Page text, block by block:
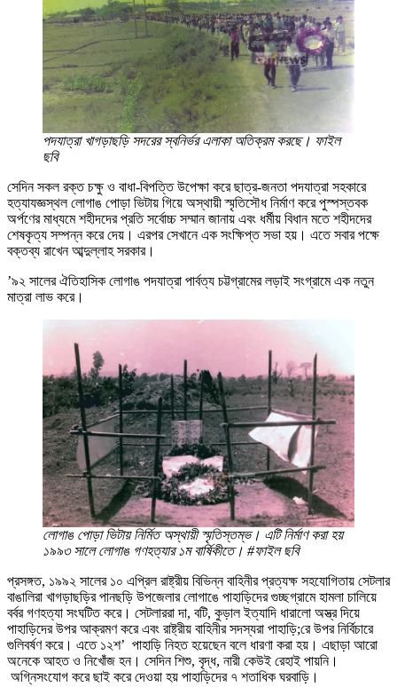
পদযাত্রা খাগড়াছড়ি সদরের স্বনির্ভর এলাকা অতিক্রম করছে। ফাইল
ছবি
সেদিন সকল রক্ত চক্ষু ও বাধা-বিপত্তি উপেক্ষা করে ছাত্র-জনতা পদযাত্রা সহকারে
হত্যাযজ্ঞস্থল লোগাঙ পোড়া ভিটায় গিয়ে অস্থায়ী স্মৃতিসৌধ নির্মাণ করে পুস্পস্তবক
অর্পণের মাধ্যমে শহীদদের প্রতি সর্বোচ্চ সম্মান জানায় এবং ধর্মীয় বিধান মতে শহীদদের
শেষকৃত্য সম্পন্ন করে দেয়। এরপর সেখানে এক সংক্ষিপ্ত সভা হয়। এতে সবার পক্ষে
বক্তব্য রাখেন আব্দুল্লাহ সরকার।
’৯২ সালের ঐতিহাসিক লোগাঙ পদযাত্রা পার্বত্য চট্টগ্রামের লড়াই সংগ্রামে এক নতুন
মাত্রা লাভ করে।
লোগাঙ পোড়া ভিটায় নির্মিত অস্থায়ী স্মৃতিস্তম্ভ। এটি নির্মাণ করা হয়
১৯৯৩ সালে লোগাঙ গণহত্যার ১ম বার্ষিকীতে। #ফাইল ছবি
প্রসঙ্গত, ১৯৯২ সালের ১০ এপ্রিল রাষ্ট্রীয় বিভিন্ন বাহিনীর প্রত্যক্ষ সহযোগিতায় সেটলার
বাঙালিরা খাগড়াছড়ির পানছড়ি উপজেলার লোগাঙে পাহাড়িদের গুচ্ছগ্রামে হামলা চালিয়ে
বর্বর গণহত্যা সংঘটিত করে। সেটলাররা দা, বটি, কুড়াল ইত্যাদি ধারালো অস্ত্র দিয়ে
পাহাড়িদের উপর আক্রমণ করে এবং রাষ্ট্রীয় বাহিনীর সদস্যরা পাহাড়ি;রে উপর নির্বিচারে
গুলিবর্ষণ করে। এতে ১২শ’ পাহাড়ি নিহত হয়েছেন বলে ধারণা করা হয়। এছাড়া আরো
অনেকে আহত ও নিখোঁজ হন। সেদিন শিশু, বৃদ্ধ, নারী কেউই রেহাই পায়নি।
অগ্নিসংযোগ করে ছাই করে দেওয়া হয় পাহাড়িদের ৭ শতাধিক ঘরবাড়ি।